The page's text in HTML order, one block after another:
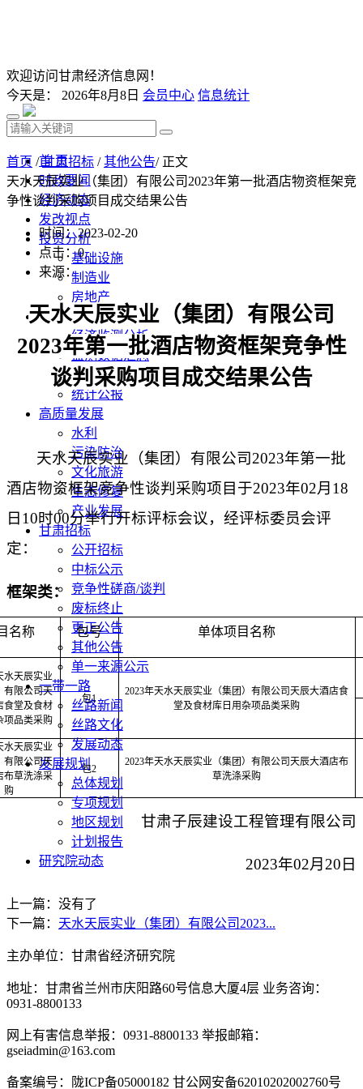
欢迎访问甘肃经济信息网！
今天是： 2026年8月8日 会员中心 信息统计
首 页
时政要闻
经济动态
发改视点
投资分析
基础设施
制造业
房地产
监测预测
经济监测分析
监测数据汇总
经济数据
统计公报
高质量发展
水利
污染防治
文化旅游
生态修复
产业发展
甘肃招标
公开招标
中标公示
竞争性磋商/谈判
废标终止
更正公告
其他公告
单一来源公示
一带一路
丝路新闻
丝路文化
发展动态
发展规划
总体规划
专项规划
地区规划
计划报告
研究院动态
首页 /甘肃招标 /其他公告/ 正文
天水天辰实业（集团）有限公司2023年第一批酒店物资框架竞
争性谈判采购项目成交结果公告
时间：2023-02-20
点击：0
来源：
天水天辰实业（集团）有限公司
2023年第一批酒店物资框架竞争性
谈判采购项目成交结果公告
天水天辰实业（集团）有限公司2023年第一批
酒店物资框架竞争性谈判采购项目于2023年02月 18
日 10时00分举行开标评标会议，经评标委员会评
定：
框架类：
名称 包号 单体项目名称
水天辰实业
有限公司天
食堂及食材
项品类采购
包1
2023年天水天辰实业（集团）有限公司天辰大酒店食
堂及食材库日用杂项品类采购
水天辰实业
有限公司天
布草洗涤采
购
包2
2023年天水天辰实业（集团）有限公司天辰大酒店布
草洗涤采购
甘肃子辰建设工程管理有限公司
2023年02月 20 日
上一篇：没有了
下一篇： 天水天辰实业（集团）有限公司2023...
主办单位：甘肃省经济研究院
地址：甘肃省兰州市庆阳路60号信息大厦4层 业务咨询：
0931-8800133
网上有害信息举报：0931-8800133 举报邮箱：
gseiadmin@163.com
备案编号：陇ICP备05000182 甘公网安备62010202002760号